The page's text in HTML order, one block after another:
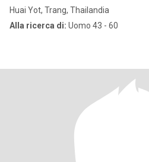
Huai Yot, Trang, Thailandia
Alla ricerca di: Uomo 43 - 60